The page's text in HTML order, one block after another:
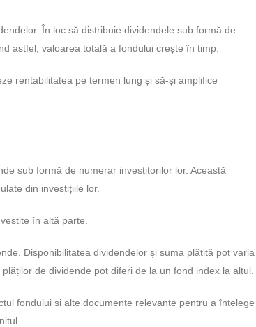
În loc să distribuie dividendele sub formă de
astfel, valoarea totală a fondului crește în timp.
rentabilitatea pe termen lung și să-și amplifice
sub formă de numerar investitorilor lor. Această
din investițiile lor.
în altă parte.
Disponibilitatea dividendelor și suma plătită pot varia
de dividende pot diferi de la un fond index la altul.
fondului și alte documente relevante pentru a înțelege